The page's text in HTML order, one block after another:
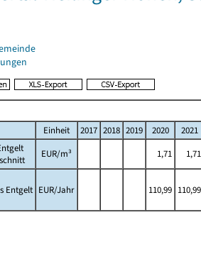
Einheit 2017 2018 2019 2020 2021
EUR/m³ 1,71 1,71
Entgelt EUR/Jahr 110,99 110,99